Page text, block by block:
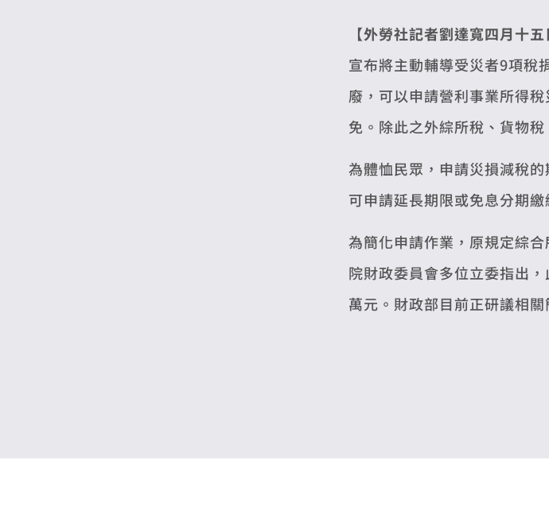
【外勞社記者劉達寬四月十五
宣布將主動輔導受災者9項稅
廢，可以申請營利事業所得
免。除此之外綜所稅、貨物
為體恤民眾，申請災損減稅
可申請延長期限或免息分期
為簡化申請作業，原規定綜
院財政委員會多位立委指出
萬元。財政部目前正研議相